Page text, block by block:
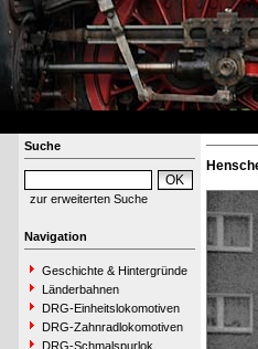
Suche
zur erweiterten Suche
Navigation
Geschichte & Hintergründe
Länderbahnen
DRG-Einheitslokomotiven
DRG-Zahnradlokomotiven
DRG-Schmalspurlok.